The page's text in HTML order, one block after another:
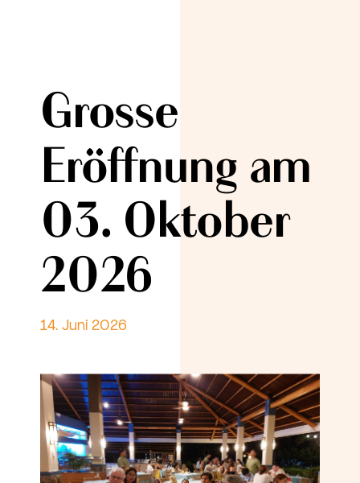
Grosse
Eröffnung am
03. Oktober
2026
14. Juni 2026